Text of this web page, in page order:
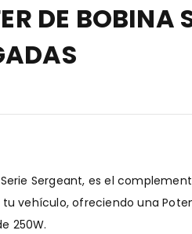
DE BOBINA
Serie Sergeant, es el
vehículo, ofreciendo una
250W.